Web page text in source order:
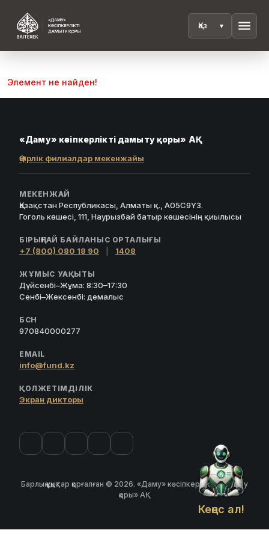
menu
Кеңес ал!
Элемент не найден!
«Даму» кәсіпкерлікті дамыту қоры» АҚ
Өңірлік филиалдар мекенжайы
МЕКЕНЖАЙ
Қазақстан Республикасы, Алматы қ., A05C9Y3.
Гоголь көшесі, 111, Наурызбай батыр көшесінің қиылысы
БІРЫҢҒАЙ БАЙЛАНЫС ОРТАЛЫҒЫ
+7 (800) 080 18 90 1408
ЖҰМЫС УАҚЫТЫ
Дүйсенбі–Жұма: 8:30–17:30
Сенбі–Жексенбі: демалыс
БСН
970840000277
EMAIL
info@fund.kz
ҚОЛЖЕТІМДІЛІК
Экран дикторы
Барлық құқықтар қорғалған © 2026. «Даму» кәсіпкерлікті дамыту
қоры» АҚ